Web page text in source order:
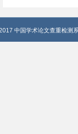
中国学术论文查重检